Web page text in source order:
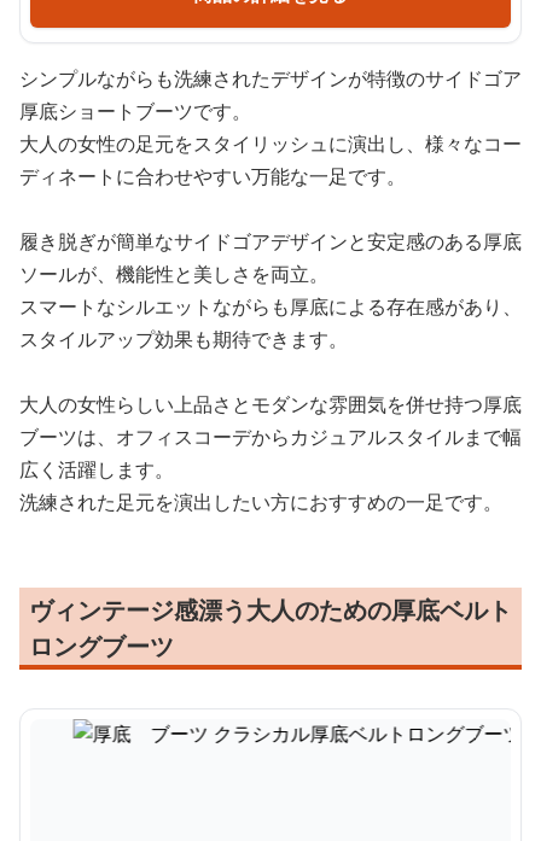
シンプルながらも洗練されたデザインが特徴のサイドゴア
厚底ショートブーツです。
大人の女性の足元をスタイリッシュに演出し、様々なコー
ディネートに合わせやすい万能な一足です。
履き脱ぎが簡単なサイドゴアデザインと安定感のある厚底
ソールが、機能性と美しさを両立。
スマートなシルエットながらも厚底による存在感があり、
スタイルアップ効果も期待できます。
大人の女性らしい上品さとモダンな雰囲気を併せ持つ厚底
ブーツは、オフィスコーデからカジュアルスタイルまで幅
広く活躍します。
洗練された足元を演出したい方におすすめの一足です。
ヴィンテージ感漂う大人のための厚底ベルト
ロングブーツ